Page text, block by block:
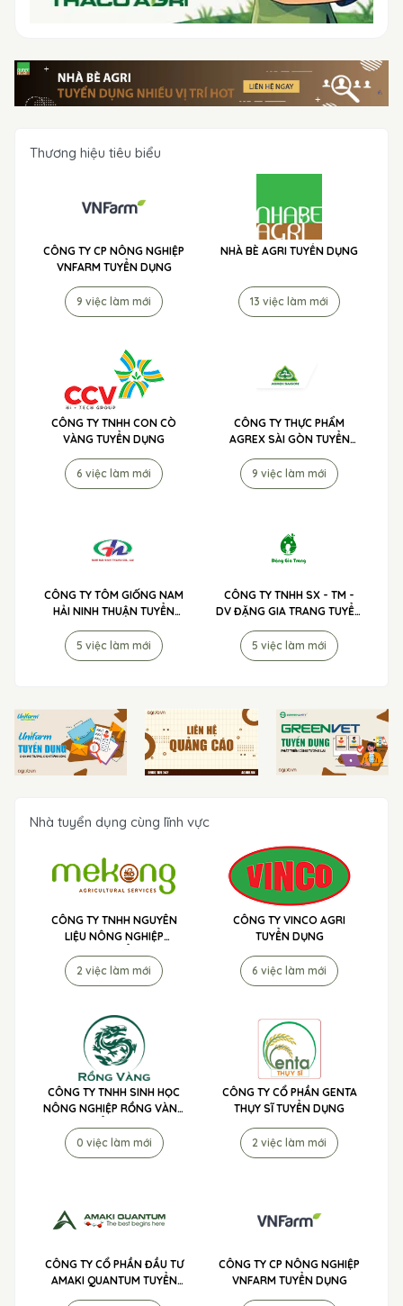
Thương hiệu tiêu biểu
CÔNG TY CP NÔNG NGHIỆP
VNFARM TUYỂN DỤNG
9 việc làm mới
NHÀ BÈ AGRI TUYỂN DỤNG
13 việc làm mới
CÔNG TY TNHH CON CÒ
VÀNG TUYỂN DỤNG
6 việc làm mới
CÔNG TY THỰC PHẨM
AGREX SÀI GÒN TUYỂN
9 việc làm mới
CÔNG TY TÔM GIỐNG NAM
HẢI NINH THUẬN TUYỂN
5 việc làm mới
CÔNG TY TNHH SX - TM -
DV ĐẶNG GIA TRANG TUYỂN
5 việc làm mới
Nhà tuyển dụng cùng lĩnh vực
CÔNG TY TNHH NGUYÊN
LIỆU NÔNG NGHIỆP
MEKONG TUYỂN DỤNG
2 việc làm mới
CÔNG TY VINCO AGRI
TUYỂN DỤNG
6 việc làm mới
CÔNG TY TNHH SINH HỌC
NÔNG NGHIỆP RỒNG VÀNG
TUYỂN DỤNG
0 việc làm mới
CÔNG TY CỔ PHẦN GENTA
THỤY SĨ TUYỂN DỤNG
2 việc làm mới
CÔNG TY CỔ PHẦN ĐẦU TƯ
AMAKI QUANTUM TUYỂN
DỤNG
CÔNG TY CP NÔNG NGHIỆP
VNFARM TUYỂN DỤNG